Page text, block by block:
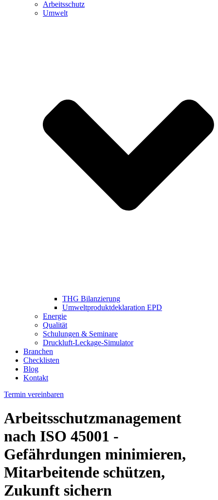
Arbeitsschutz
Umwelt
THG Bilanzierung
Umweltproduktdeklaration EPD
Energie
Qualität
Schulungen & Seminare
Druckluft-Leckage-Simulator
Branchen
Checklisten
Blog
Kontakt
Termin vereinbaren
Arbeitsschutzmanagement
nach ISO 45001 -
Gefährdungen minimieren,
Mitarbeitende schützen,
Zukunft sichern